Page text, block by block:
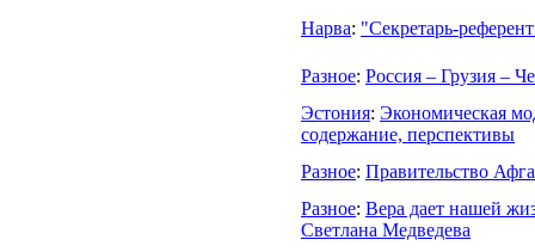
Нарва: "Секретарь-
Разное: Россия – Грузия –
Эстония: Экономическая
содержание, перспективы
Разное: Правительство
Разное: Вера дает нашей
Светлана Медведева